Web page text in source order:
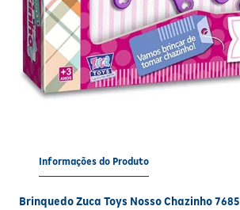
Informações do Produto
Brinquedo Zuca Toys Nosso Chazinho 7685